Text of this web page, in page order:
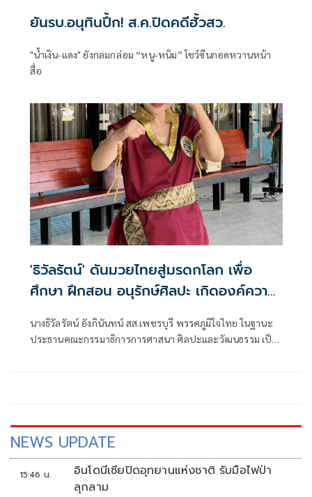
ยันรบ.อนุทินปึ้ก! ส.ค.ปิดคดีฮั้วสว.
"น้ำเงิน-แดง" ยังกลมกล่อม “หนู-หนิม” โชว์ซีนกอดหวานหน้า
สื่อ
'ธิวัลรัตน์' ดันมวยไทยสู่มรดกโลก เพื่อ
ศึกษา ฝึกสอน อนุรักษ์ศิลปะ เกิดองค์ความ
นานาชาติ
นางธิวัลรัตน์ อังกินันทน์ สส.เพชรบุรี พรรคภูมิใจไทย ในฐานะ
ประธานคณะกรรมาธิการการศาสนา ศิลปะและวัฒนธรรม เป็น
NEWS UPDATE
15:46 น.
อินโดนีเซียปิดอุทยานแห่งชาติ รับมือไฟป่า
ลุกลาม